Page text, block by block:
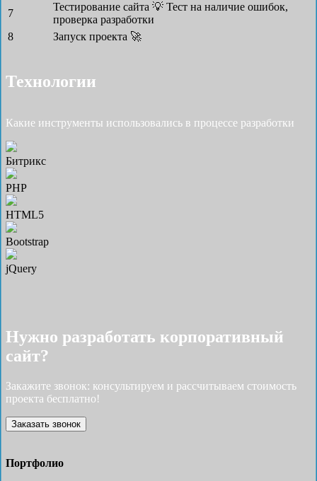
7
Тестирование сайта 💡 Тест на наличие ошибок,
проверка разработки
8
Запуск проекта 🚀
Технологии
Какие инструменты использовались в процессе разработки
Битрикс
PHP
HTML5
Bootstrap
jQuery
Нужно разработать корпоративный
сайт?
Закажите звонок: консультируем и рассчитываем стоимость
проекта бесплатно!
Заказать звонок
Портфолио